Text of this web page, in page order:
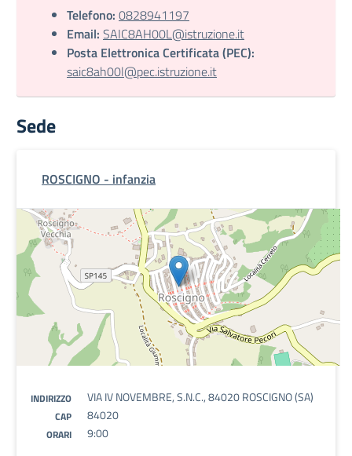
Telefono: 0828941197
Email: SAIC8AH00L@istruzione.it
Posta Elettronica Certificata (PEC):
saic8ah00l@pec.istruzione.it
Sede
ROSCIGNO - infanzia
INDIRIZZO VIA IV NOVEMBRE, S.N.C., 84020 ROSCIGNO (SA)
CAP 84020
ORARI 9:00